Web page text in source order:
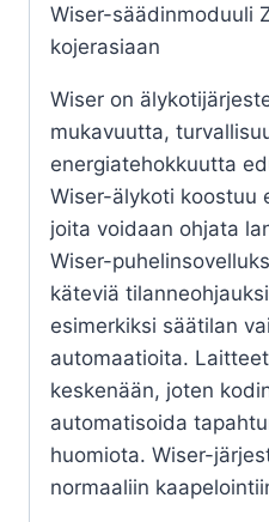
Wiser-säädinmoduuli
kojerasiaan
Wiser on
mukavuutta,
energiatehokkuutta
Wiser-älykoti koostuu
joita voidaan ohjata
Wiser-
käteviä
esimerkiksi säätilan
automaatioita.
keskenään, joten
automatisoida
huomiota. Wiser-
normaaliin